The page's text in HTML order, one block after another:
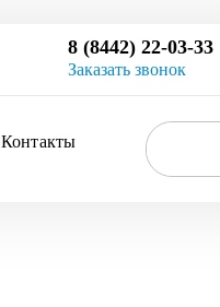
8 (8442) 22-03-33
Заказать звонок
Контакты